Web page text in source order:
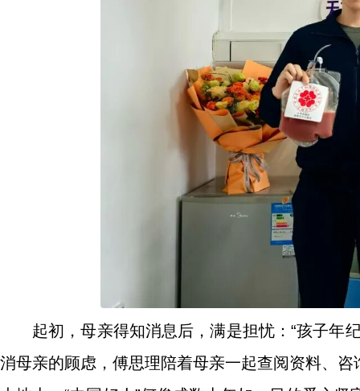
起初，母亲得知消息后，满是担忧：“孩子年
消母亲的顾虑，傅思理陪着母亲一起查阅资料、